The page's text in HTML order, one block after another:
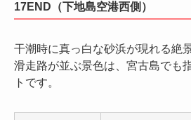
17END（下地島空港西側）
干潮時に真っ白な砂浜が現れる絶
滑走路が並ぶ景色は、宮古島でも
トです。